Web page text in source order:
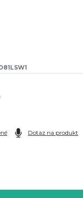
Dotaz na produkt